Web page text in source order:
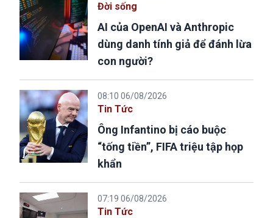
Đời sống
AI của OpenAI và Anthropic
dùng danh tính giả để đánh lừa
con người?
08:10 06/08/2026
Tin Tức
Ông Infantino bị cáo buộc
“tống tiền”, FIFA triệu tập họp
khẩn
07:19 06/08/2026
Tin Tức